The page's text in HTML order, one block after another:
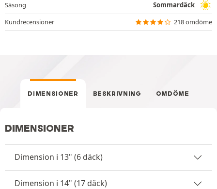
Säsong
Sommardäck
Kundrecensioner
218 omdöme
DIMENSIONER BESKRIVNING OMDÖME
DIMENSIONER
Dimension i 13" (6 däck)
Dimension i 14" (17 däck)